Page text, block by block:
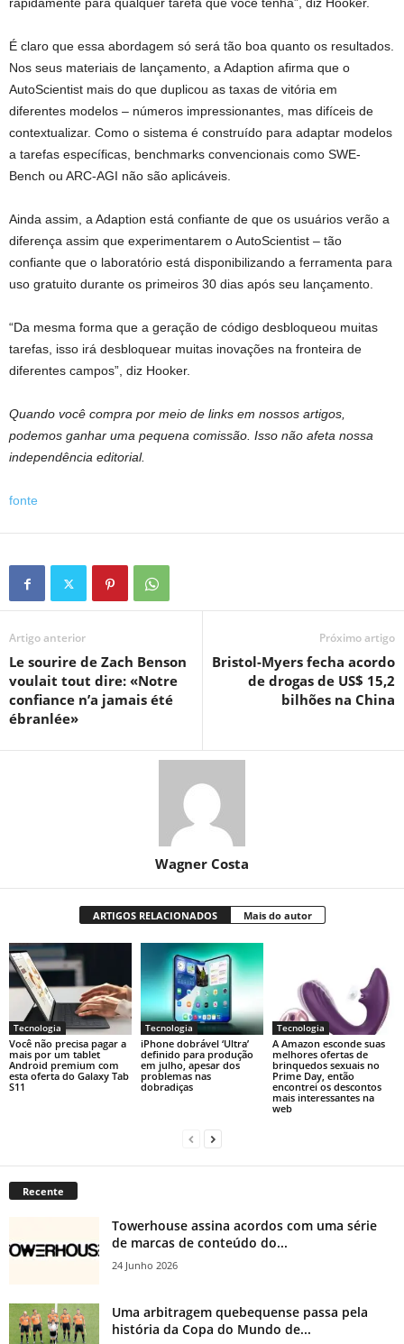
rapidamente para qualquer tarefa que você tenha”, diz Hooker.
É claro que essa abordagem só será tão boa quanto os resultados.
Nos seus materiais de lançamento, a Adaption afirma que o
AutoScientist mais do que duplicou as taxas de vitória em
diferentes modelos – números impressionantes, mas difíceis de
contextualizar. Como o sistema é construído para adaptar modelos
a tarefas específicas, benchmarks convencionais como SWE-
Bench ou ARC-AGI não são aplicáveis.
Ainda assim, a Adaption está confiante de que os usuários verão a
diferença assim que experimentarem o AutoScientist – tão
confiante que o laboratório está disponibilizando a ferramenta para
uso gratuito durante os primeiros 30 dias após seu lançamento.
“Da mesma forma que a geração de código desbloqueou muitas
tarefas, isso irá desbloquear muitas inovações na fronteira de
diferentes campos”, diz Hooker.
Quando você compra por meio de links em nossos artigos,
podemos ganhar uma pequena comissão. Isso não afeta nossa
independência editorial.
fonte
Artigo anterior
Le sourire de Zach Benson
voulait tout dire: «Notre
confiance n’a jamais été
ébranlée»
Próximo artigo
Bristol-Myers fecha acordo
de drogas de US$ 15,2
bilhões na China
Wagner Costa
ARTIGOS RELACIONADOS Mais do autor
Tecnologia
Você não precisa pagar a
mais por um tablet
Android premium com
esta oferta do Galaxy Tab
S11
Tecnologia
iPhone dobrável ‘Ultra’
definido para produção
em julho, apesar dos
problemas nas
dobradiças
Tecnologia
A Amazon esconde suas
melhores ofertas de
brinquedos sexuais no
Prime Day, então
encontrei os descontos
mais interessantes na
web
Recente
Towerhouse assina acordos com uma série
de marcas de conteúdo do...
24 Junho 2026
Uma arbitragem quebequense passa pela
história da Copa do Mundo de...